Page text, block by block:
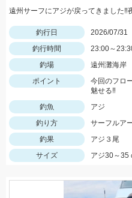
釣行日
2026/07/31
釣行時間
23:00～
釣場
遠州灘海岸
ポイント
今回のフロ
魅せる‼
釣魚
アジ
釣り方
サーフルア
釣果
アジ３尾
サイズ
アジ30～35